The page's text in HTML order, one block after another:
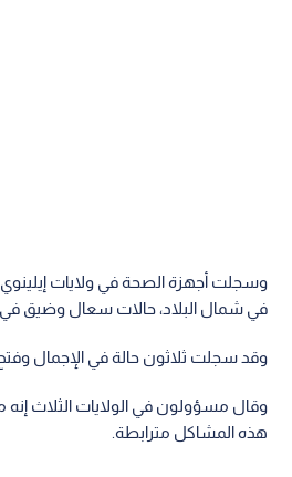
وسجلت أجهزة الصحة في ولايات
في شمال البلاد، حالات سعال وضيق
وقد سجلت ثلاثون حالة في الإجمال وفتح
وقال مسؤولون في الولايات الثلاث إنه
هذه المشاكل مترابطة.